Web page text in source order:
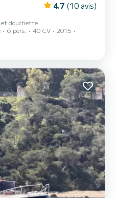
4.7 (10 avis)
et douchette
6 pers. 40 CV
2015